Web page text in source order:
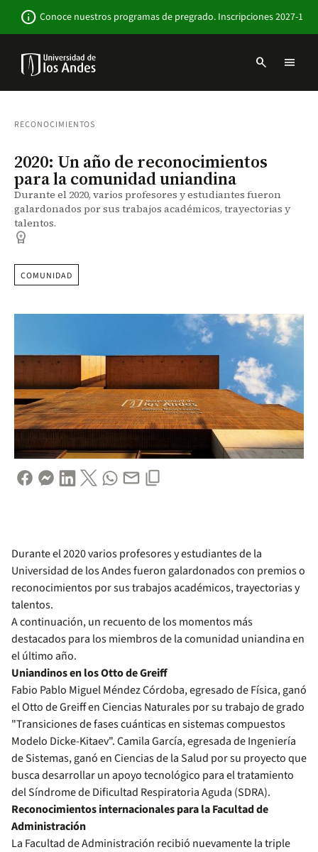
contenido
info Conoce nuestros programas de pregrado. Inscripciones 2027-1
Navbar
search menu
RECONOCIMIENTOS
2020: Un año de reconocimientos
para la comunidad uniandina
Durante el 2020, varios profesores y estudiantes fueron
galardonados por sus trabajos académicos, trayectorias y
talentos.
workspace_premium
COMUNIDAD
Durante el 2020 varios profesores y estudiantes de la
Universidad de los Andes fueron galardonados con premios o
reconocimientos por sus trabajos académicos, trayectorias y
talentos.
A continuación, un recuento de los momentos más
destacados para los miembros de la comunidad uniandina en
el último año.
Uniandinos en los Otto de Greiff
Fabio Pablo Miguel Méndez Córdoba, egresado de Física, ganó
el Otto de Greiff en Ciencias Naturales por su trabajo de grado
"Transiciones de fases cuánticas en sistemas compuestos
Modelo Dicke-Kitaev". Camila García, egresada de Ingeniería
de Sistemas, ganó en Ciencias de la Salud por su proyecto que
busca desarrollar un apoyo tecnológico para el tratamiento
del Síndrome de Dificultad Respiratoria Aguda (SDRA).
Reconocimientos internacionales para la Facultad de
Administración
La Facultad de Administración recibió nuevamente la triple